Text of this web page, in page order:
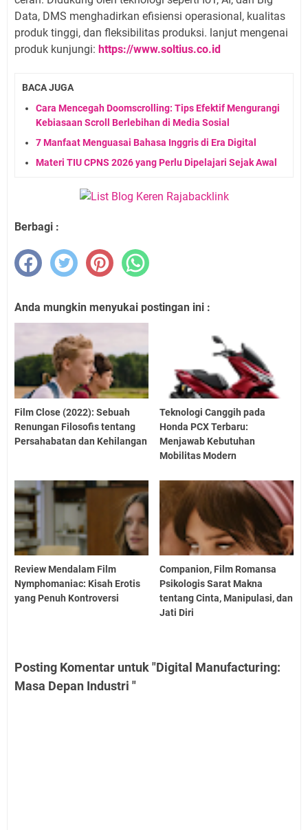
Data, DMS menghadirkan efisiensi operasional, kualitas
produk tinggi, dan fleksibilitas produksi. lanjut mengenai
produk kunjungi: https://www.soltius.co.id
BACA JUGA
Cara Mencegah Doomscrolling: Tips Efektif Mengurangi
Kebiasaan Scroll Berlebihan di Media Sosial
7 Manfaat Menguasai Bahasa Inggris di Era Digital
Materi TIU CPNS 2026 yang Perlu Dipelajari Sejak Awal
Berbagi :
Anda mungkin menyukai postingan ini :
Film Close (2022): Sebuah
Renungan Filosofis tentang
Persahabatan dan Kehilangan
Teknologi Canggih pada
Honda PCX Terbaru:
Menjawab Kebutuhan
Mobilitas Modern
Review Mendalam Film
Nymphomaniac: Kisah Erotis
yang Penuh Kontroversi
Companion, Film Romansa
Psikologis Sarat Makna
tentang Cinta, Manipulasi, dan
Jati Diri
Posting Komentar untuk "Digital Manufacturing:
Masa Depan Industri "